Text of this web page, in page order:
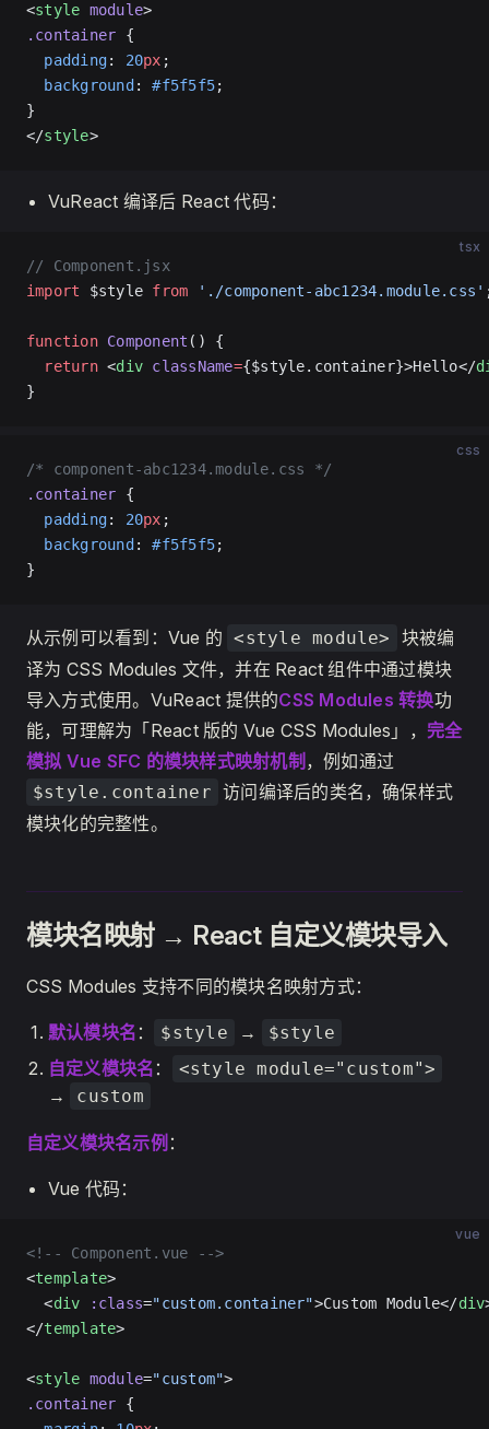
<style module>
.container {
  padding
: 20px ;
  background
: #f5f5f5;
}
</style>
VuReact 编译后 React 代码：
tsx
// Component.jsx
import $style from './component-abc1234.module.css'
function Component () {
  return
<div className={$style.container}>Hello</
}
css
/* component-abc1234.module.css */
.container {
  padding
: 20px ;
  background
: #f5f5f5;
}
从示例可以看到：Vue 的 <style module>
块被编
译为 CSS Modules 文件，并在 React 组件中通过模块
导入方式使用。VuReact 提供的CSS Modules 转换功
能，可理解为「React 版的 Vue CSS Modules」， 完全
模拟 Vue SFC 的模块样式映射机制 ，例如通过
$style.container 访问编译后的类名，确保样式
模块化的完整性。
模块名映射 → React 自定义模块导入
CSS Modules 支持不同的模块名映射方式：
默认模块名 ： $style → $style
自定义模块名 ： <style module="custom">
→ custom
自定义模块名示例 ：
Vue 代码：
vue
<!-- Component.vue -->
<template>
  <
div :class="custom.container">Custom Module</div
</template>
<style module="custom">
.container {